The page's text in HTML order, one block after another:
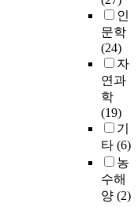
인
문학
(24)
자
연과
학
(19)
기
타 (6)
농
수해
양 (2)